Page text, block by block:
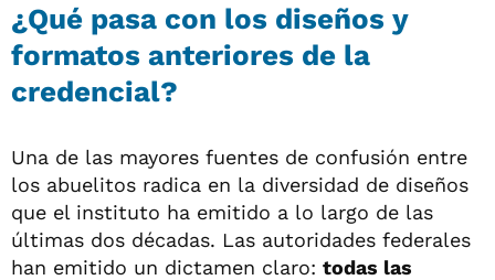
¿Qué pasa con los diseños y
formatos anteriores de la
credencial?
Una de las mayores fuentes de confusión entre
los abuelitos radica en la diversidad de diseños
que el instituto ha emitido a lo largo de las
últimas dos décadas. Las autoridades federales
han emitido un dictamen claro: todas las